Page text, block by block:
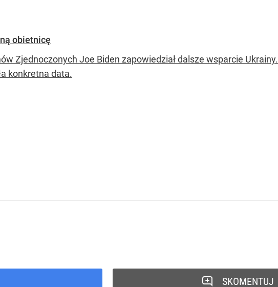
obietnicę
Zjednoczonych Joe Biden zapowiedział dalsze wsparcie
konkretna data.
SKOMENTUJ